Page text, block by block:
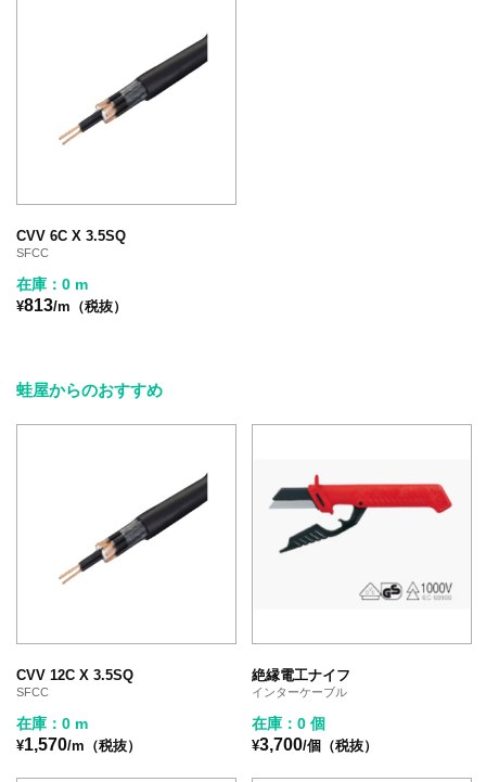
CVV 6C X 3.5SQ
SFCC
在庫：0 m
¥813/m（税抜）
蛙屋からのおすすめ
CVV 12C X 3.5SQ
SFCC
在庫：0 m
¥1,570/m（税抜）
絶縁電工ナイフ
インターケーブル
在庫：0 個
¥3,700/個（税抜）